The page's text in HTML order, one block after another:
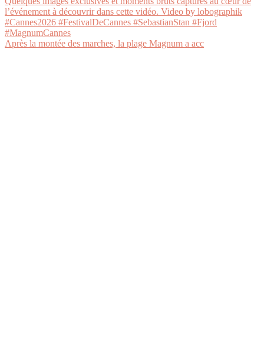
Après la montée des marches, la plage Magnum a acc